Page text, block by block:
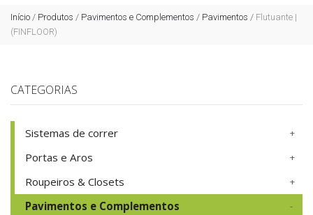
Início / Produtos / Pavimentos e Complementos / Pavimentos / Flutuante |
(FINFLOOR)
CATEGORIAS
Sistemas de correr
Portas e Aros
Roupeiros & Closets
Pavimentos e Complementos